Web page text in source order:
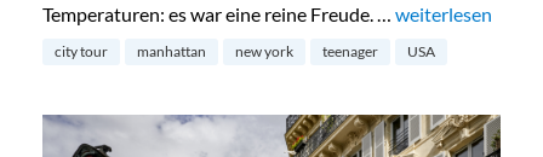
Temperaturen: es war eine reine Freude. … „New York mit
weiterlesen
city tour manhattan new york teenager USA